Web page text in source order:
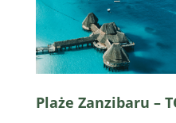
Plaże Zanzibaru –